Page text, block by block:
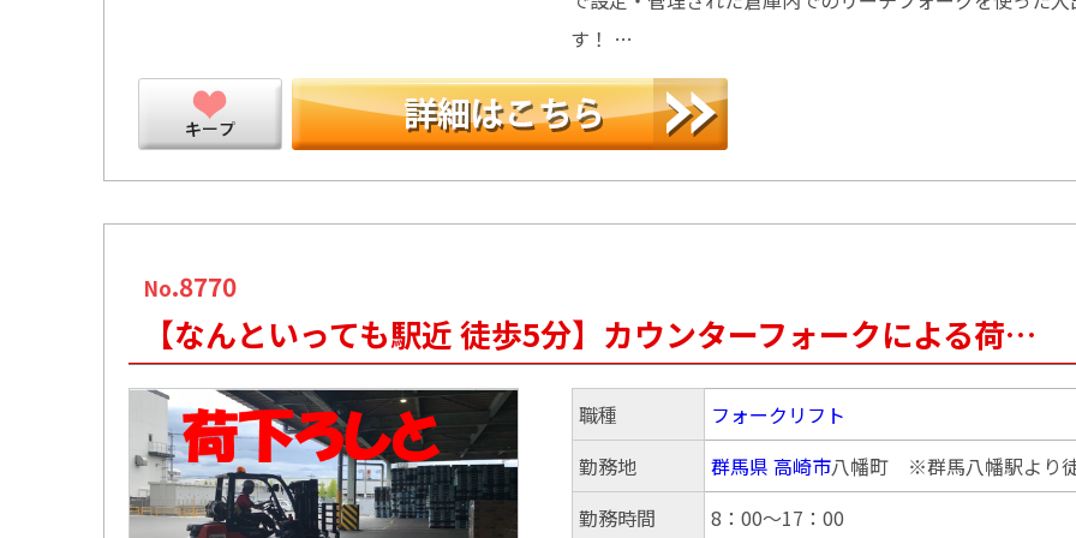
す！ …
No.8770
【なんといっても駅近 徒歩5分】カウンターフォークによる荷…
職種
フォークリフト
勤務地
群馬県 高崎市八幡町 ※群馬八幡駅より
勤務時間
8：00～17：00